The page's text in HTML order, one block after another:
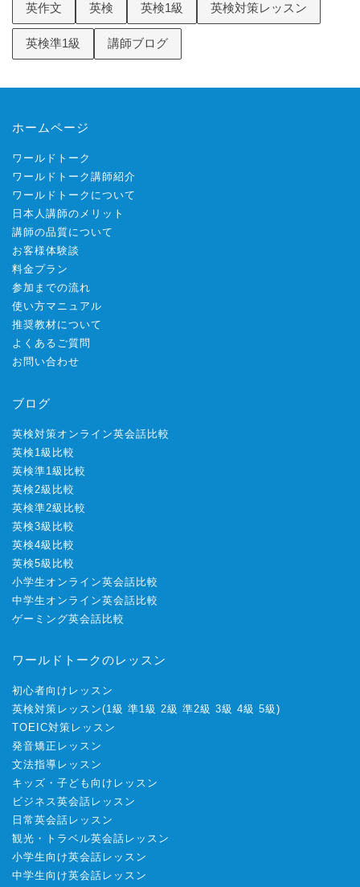
英作文 英検 英検1級 英検対策レッスン
英検準1級 講師ブログ
ホームページ
ワールドトーク
ワールドトーク講師紹介
ワールドトークについて
日本人講師のメリット
講師の品質について
お客様体験談
料金プラン
参加までの流れ
使い方マニュアル
推奨教材について
よくあるご質問
お問い合わせ
ブログ
英検対策オンライン英会話比較
英検1級比較
英検準1級比較
英検2級比較
英検準2級比較
英検3級比較
英検4級比較
英検5級比較
小学生オンライン英会話比較
中学生オンライン英会話比較
ゲーミング英会話比較
ワールドトークのレッスン
初心者向けレッスン
英検対策レッスン(1級 準1級 2級 準2級 3級 4級 5級 )
TOEIC対策レッスン
発音矯正レッスン
文法指導レッスン
キッズ・子ども向けレッスン
ビジネス英会話レッスン
日常英会話レッスン
観光・トラベル英会話レッスン
小学生向け英会話レッスン
中学生向け英会話レッスン